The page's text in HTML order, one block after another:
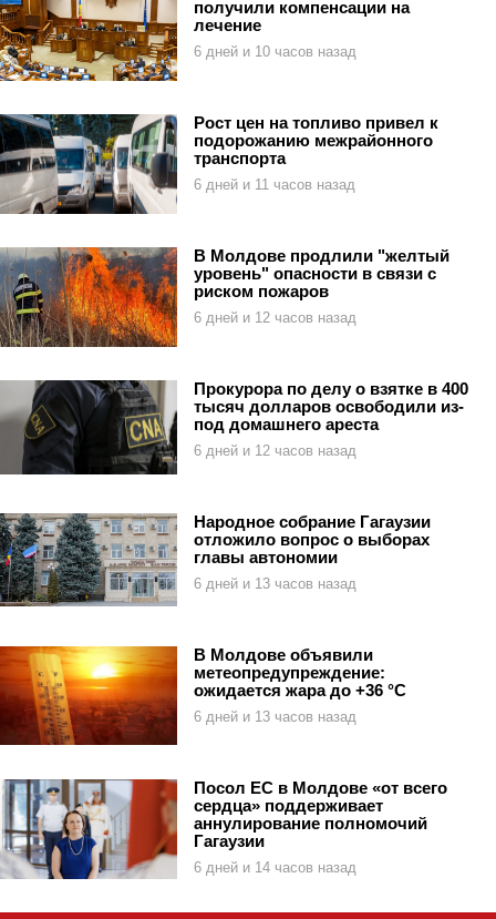
получили компенсации на
лечение
6 дней и 10 часов назад
Рост цен на топливо привел к
подорожанию межрайонного
транспорта
6 дней и 11 часов назад
В Молдове продлили "желтый
уровень" опасности в связи с
риском пожаров
6 дней и 12 часов назад
Прокурора по делу о взятке в 400
тысяч долларов освободили из-
под домашнего ареста
6 дней и 12 часов назад
Народное собрание Гагаузии
отложило вопрос о выборах
главы автономии
6 дней и 13 часов назад
В Молдове объявили
метеопредупреждение:
ожидается жара до +36 °C
6 дней и 13 часов назад
Посол ЕС в Молдове «от всего
сердца» поддерживает
аннулирование полномочий
Гагаузии
6 дней и 14 часов назад